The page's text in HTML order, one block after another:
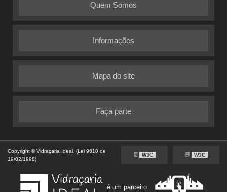
Quem Somos
Informações
Mapa do site
Faça parte
Copyright © Vidraçaria Ideal. (Lei 9610 de
19/02/1998)
W3C W3C
é um parceiro